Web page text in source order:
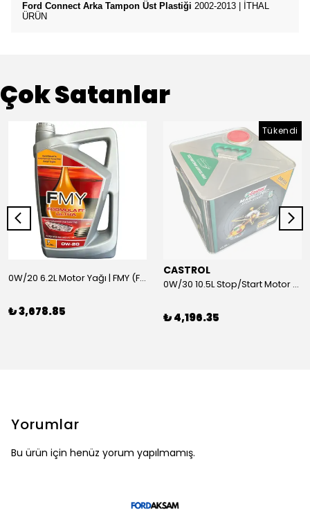
Ford Connect Arka Tampon Üst Plastiği 2002-2013 | İTHAL
ÜRÜN
Çok Satanlar
0W/20 6.2L Motor Yağı | FMY (Ford Motor Yağları)
₺ 3,678.85
Tükendi
CASTROL
0W/30 10.5L Stop/Start Motor Yağı | CASTROL
₺ 4,196.35
Yorumlar
Bu ürün için henüz yorum yapılmamış.